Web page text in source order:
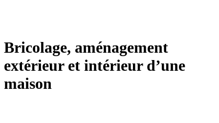
Bricolage, aménagement
extérieur et intérieur d’une
maison